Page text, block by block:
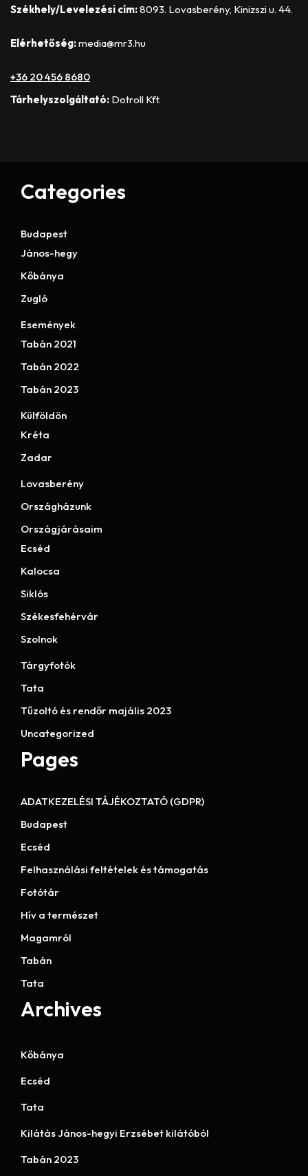
Székhely/Levelezési cím:8093. Lovasberény, Kinizszi u. 44.
Elérhetőség:media@mr3.hu
+36 20 456 8680
Tárhelyszolgáltató: Dotroll Kft.
Categories
Budapest
János-hegy
Kőbánya
Zugló
Események
Tabán 2021
Tabán 2022
Tabán 2023
Külföldön
Kréta
Zadar
Lovasberény
Országházunk
Országjárásaim
Ecséd
Kalocsa
Siklós
Székesfehérvár
Szolnok
Tárgyfotók
Tata
Tűzoltó és rendőr majális 2023
Uncategorized
Pages
ADATKEZELÉSI TÁJÉKOZTATÓ (GDPR)
Budapest
Ecséd
Felhasználási feltételek és támogatás
Fotótár
Hív a természet
Magamról
Tabán
Tata
Archives
Kőbánya
Ecséd
Tata
Kilátás János-hegyi Erzsébet kilátóból
Tabán 2023